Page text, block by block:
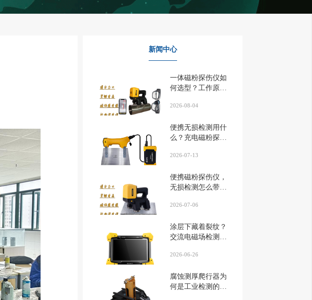
新闻中心
一体磁粉探伤仪如
何选型？工作原理
2026-08-04
便携无损检测用什
么？充电磁粉探伤
2026-07-13
便携磁粉探伤仪，
无损检测怎么带上
2026-07-06
涂层下藏着裂纹？
交流电磁场检测仪
2026-06-26
腐蚀测厚爬行器为
何是工业检测的可